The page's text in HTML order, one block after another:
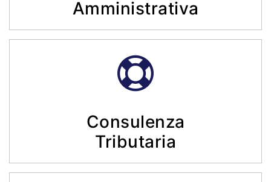
Amministrativa
Consulenza
Tributaria